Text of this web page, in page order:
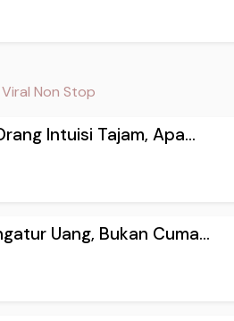
Non Stop
Intuisi Tajam, Apa...
Uang, Bukan Cuma...